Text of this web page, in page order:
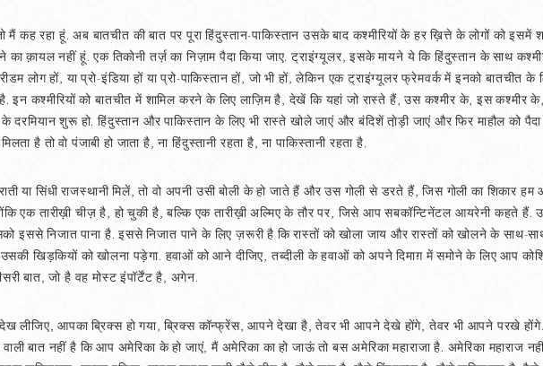
मैं कह रहा हूं. अब बातचीत की बात पर पूरा हिंदुस्तान-पाकिस्तान उसके बाद कश्मीरियों के हर ख़ित्ते के लोगों को इसमें
का क़ायल नहीं हूं. एक तिकोनी तर्ज़ का निज़ाम पैदा किया जाए. ट्राइंग्यूलर, इसके मायने ये कि हिंदुस्तान के साथ
लोग हों, या प्रो-इंडिया हों या प्रो-पाकिस्तान हों, जो भी हों, लेकिन एक ट्राइंग्यूलर फ्रेमवर्क में इनको बातचीत
है. इन कश्मीरियों को बातचीत में शामिल करने के लिए लाज़िम है, देखें कि यहां जो रास्ते हैं, उस कश्मीर के, इस
दरमियान शुरू हो. हिंदुस्तान और पाकिस्तान के लिए भी रास्ते खोले जाएं और बंदिशें ता़ेड़ी जाएं और फिर माहौल को
है तो वो पंजाबी हो जाता है, ना हिंदुस्तानी रहता है, ना पाकिस्तानी रहता है.
या सिंधी राजस्थानी मिलें, तो वो अपनी उसी बोली के हो जाते हैं और उस गोली से डरते हैं, जिस गोली का
एक तारीख़ी चीज़ है, हो चुकी है, बल्कि एक तारीख़ी अल्मिए के तौर पर, जिसे आप सबकॉन्टिनेंटल आयरेनी कहते
इससे निजात पाना है. इससे निजात पाने के लिए ज़रूरी है कि रास्तों को खोला जाय और रास्तों को खोलने के साथ-
खिड़कियों को खोलना पड़ेगा. हवाओं को आने दीजिए, तब्दीली के हवाओं को अपने दिमाग़ में समोने के लिए आप
बात, जो है वह मोस्ट इंपॉर्टेंट है, अगेन.
लीजिए, आपका ब्रिक्स हो गया, ब्रिक्स कॉन्फ्रेंस, आपने देखा है, तेवर भी आपने देखे होंगे, तेवर भी आपने परखे होंगे.
वाली बात नहीं है कि आप अमेरिका के हो जाएं, मैं अमेरिका का हो जाऊं तो बस अमेरिका महाराजा है. अमेरिका